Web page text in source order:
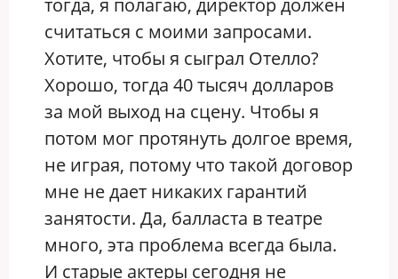
тогда, я полагаю, директор должен
считаться с моими запросами.
Хотите, чтобы я сыграл Отелло?
Хорошо, тогда 40 тысяч долларов
за мой выход на сцену. Чтобы я
потом мог протянуть долгое время,
не играя, потому что такой договор
мне не дает никаких гарантий
занятости. Да, балласта в театре
много, эта проблема всегда была.
И старые актеры сегодня не